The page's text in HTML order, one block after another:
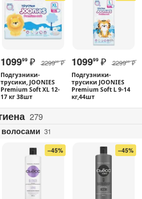
109999 ₽ 229900 ₽
Подгузники-
трусики, JOONIES
Premium Soft XL 12-
17 кг 38шт
109999 ₽ 229900 ₽
Подгузники-
трусики JOONIES
Premium Soft L 9-14
кг,44шт
279
31
–45% –45%